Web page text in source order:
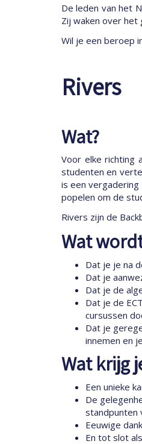
De leden van het
Zij waken over het
Wil je een beroep
Rivers
Wat?
Voor elke richting
studenten en
is een
popelen om de
Rivers zijn de
Wat
Dat je je na
Dat je
Dat je de
Dat je de
cursussen
Dat je
innemen en
Wat krijg
Een unieke
De
standpunten
Eeuwige
En tot slot